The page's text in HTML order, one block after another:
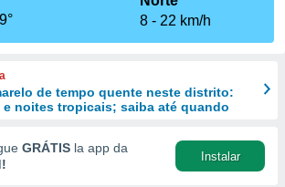
8
22 km/h
de tempo quente neste distrito:
e noites tropicais; saiba até quando
GRÁTIS la app da
Instalar